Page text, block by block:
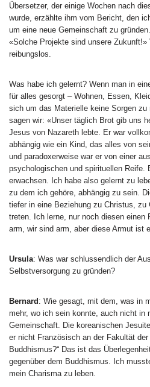
Übersetzer, der einige Wochen nach
wurde, erzählte ihm vom Bericht, den
um eine neue Gemeinschaft zu
«Solche Projekte sind unsere Zukunft!»
reibungslos.
Was habe ich gelernt? Wenn man in
für alles gesorgt – Wohnen, Essen,
sich um das Materielle keine Sorgen
sagen wir: «Unser täglich Brot gib uns
Jesus von Nazareth lebte. Er war
abhängig wie ein Kind, das alles von
und paradoxerweise war er von einer
psychologischen und spirituellen Reife.
erwachsen. Ich habe also gelernt zu
zu dem ich gehöre, abhängig zu sein.
tiefer in eine Beziehung zu Christus,
treten. Ich lerne, nur noch diesen einen
arm, wir sind arm, aber diese Armut ist
Ursula: Was war schlussendlich der
Selbstversorgung zu gründen?
Bernard : Wie gesagt, mit dem, was in
mehr, wo ich sein konnte, auch nicht in
Gemeinschaft. Die koreanischen
er nicht Französisch an der Fakultät
Buddhismus?“ Das ist das
gegenüber dem Buddhismus. Ich
mein Charisma zu leben.